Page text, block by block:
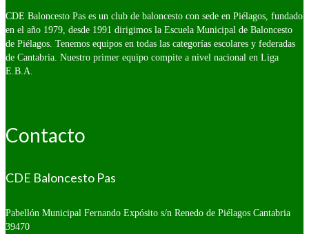
CDE Baloncesto Pas es un club de baloncesto con sede en Piélagos, fundado
en el año 1979, desde 1991 dirigimos la Escuela Municipal de Baloncesto
de Piélagos. Tenemos equipos en todas las categorías escolares y federadas
de Cantabria. Nuestro primer equipo compite a nivel nacional en Liga
E.B.A.
Contacto
CDE Baloncesto Pas
Pabellón Municipal Fernando Expósito s/n Renedo de Piélagos Cantabria
39470